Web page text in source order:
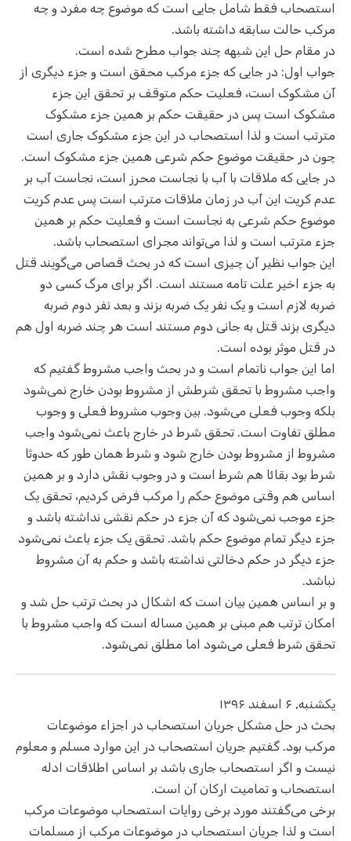
استصحاب فقط شامل جایی است که موضوع چه مفرد و چه
مرکب حالت سابقه داشته باشد.
در مقام حل این شبهه چند جواب مطرح شده است.
جواب اول: در جایی که جزء مرکب محقق است و جزء دیگری از
آن مشکوک است، فعلیت حکم متوقف بر تحقق این جزء
مشکوک است پس در حقیقت حکم بر همین جزء مشکوک
مترتب است و لذا استصحاب در این جزء مشکوک جاری است
چون در حقیقت موضوع حکم شرعی همین جزء مشکوک است.
در جایی که ملاقات با آب با نجاست محرز است، نجاست آب بر
عدم کریت این آب در زمان ملاقات مترتب است پس عدم کریت
موضوع حکم شرعی به نجاست است و فعلیت حکم بر همین
جزء مترتب است و لذا می‌تواند مجرای استصحاب باشد.
این جواب نظیر آن چیزی است که در بحث قصاص می‌گویند قتل
به جزء اخیر علت تامه مستند است. اگر برای مرگ کسی دو
ضربه لازم است و یک نفر یک ضربه بزند و بعد نفر دوم ضربه
دیگری بزند قتل به جانی دوم مستند است هر چند ضربه اول هم
در قتل موثر بوده است.
اما این جواب ناتمام است و در بحث واجب مشروط گفتیم که
واجب مشروط با تحقق شرطش از مشروط بودن خارج نمی‌شود
بلکه وجوب فعلی می‌شود. بین وجوب مشروط فعلی و وجوب
مطلق تفاوت است. تحقق شرط در خارج باعث نمی‌شود واجب
مشروط از مشروط بودن خارج شود و شرط همان طور که حدوثا
شرط بود بقائا هم شرط است و در وجوب نقش دارد و بر همین
اساس هم وقتی موضوع حکم را مرکب فرض کردیم، تحقق یک
جزء موجب نمی‌شود که آن جزء در حکم نقشی نداشته باشد و
جزء دیگر تمام موضوع حکم باشد. تحقق یک جزء باعث نمی‌شود
جزء دیگر در حکم دخالتی نداشته باشد و حکم به آن مشروط
نباشد.
و بر اساس همین بیان است که اشکال در بحث ترتب حل شد و
امکان ترتب هم مبنی بر همین مساله است که واجب مشروط با
تحقق شرط فعلی می‌شود اما مطلق نمی‌شود.
يكشنبه, ۶ اسفند ۱۳۹۶
بحث در حل مشکل جریان استصحاب در اجزاء موضوعات
مرکب بود. گفتیم جریان استصحاب در این موارد مسلم و معلوم
نیست و اگر استصحاب جاری باشد بر اساس اطلاقات ادله
استصحاب و تمامیت ارکان آن است.
برخی می‌گفتند مورد برخی روایات استصحاب موضوعات مرکب
است و لذا جریان استصحاب در موضوعات مرکب از مسلمات